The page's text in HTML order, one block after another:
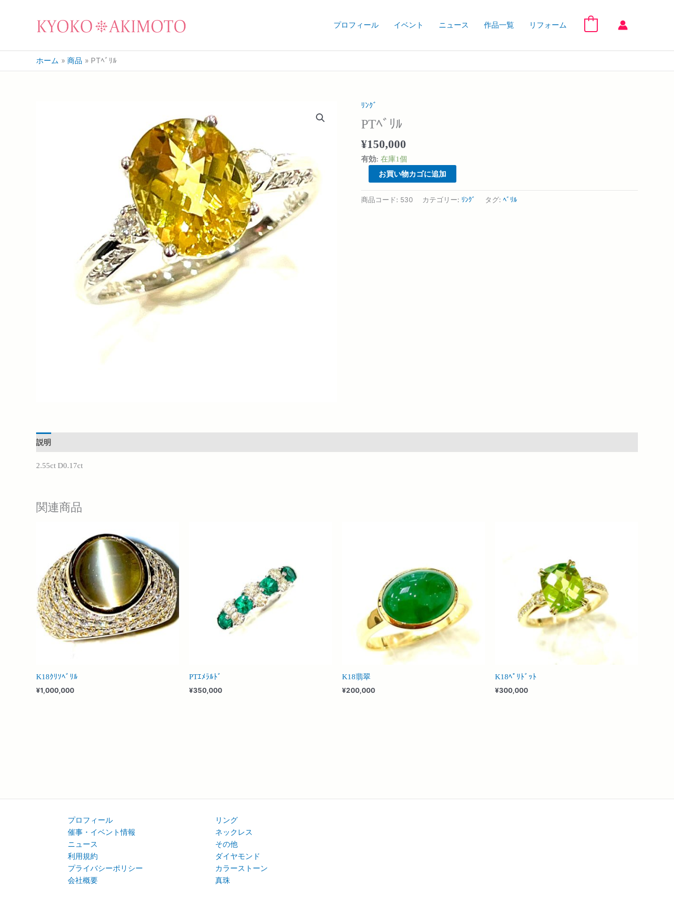
プロフィール イベント ニュース 作品一覧 リフォーム
ホーム 商品 PTﾍﾞﾘﾙ
ﾘﾝｸﾞ
PTﾍﾞﾘﾙ
¥150,000
有効: 在庫1個
PT
ﾍﾞ
ﾘ
ﾙ
個
お買い物カゴに追加
商品コード: 530 カテゴリー: ﾘﾝｸﾞ タグ: ﾍﾞﾘﾙ
説明
2.55ct D0.17ct
関連商品
K18ｸﾘｿﾍﾞﾘﾙ
¥1,000,000
PTｴﾒﾗﾙﾄﾞ
¥350,000
K18翡翠
¥200,000
K18ﾍﾟﾘﾄﾞｯﾄ
¥300,000
プロフィール
催事・イベント情報
ニュース
利用規約
プライバシーポリシー
会社概要
リング
ネックレス
その他
ダイヤモンド
カラーストーン
真珠